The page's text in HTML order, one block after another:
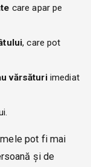
care apar pe
, care pot
vărsăturiimediat
pot fi mai
și de